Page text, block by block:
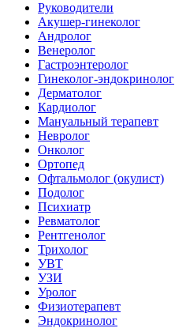
Руководители
Акушер-гинеколог
Андролог
Венеролог
Гастроэнтеролог
Гинеколог-эндокринолог
Дерматолог
Кардиолог
Мануальный терапевт
Невролог
Онколог
Ортопед
Офтальмолог (окулист)
Подолог
Психиатр
Ревматолог
Рентгенолог
Трихолог
УВТ
УЗИ
Уролог
Физиотерапевт
Эндокринолог